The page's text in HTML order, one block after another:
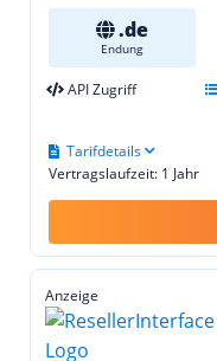
.de
Endung
API Zugriff
Vertragslaufzeit: 1 Jahr
Tarifdetails
Anzeige